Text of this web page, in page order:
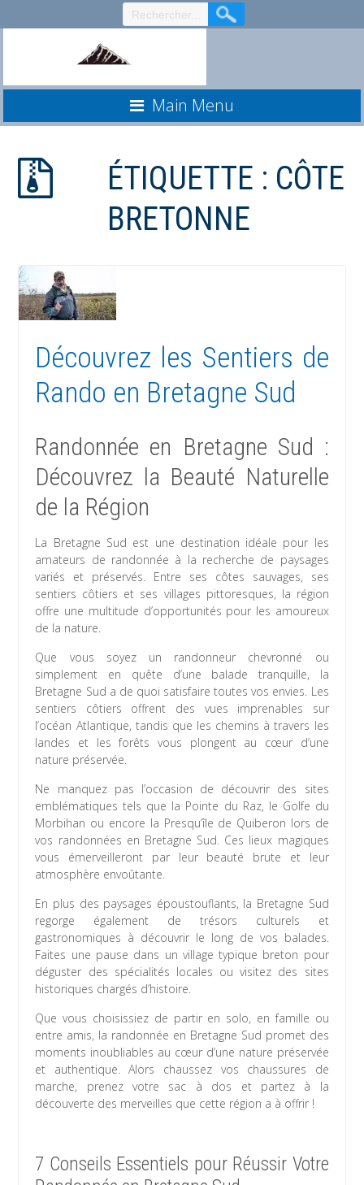
au
Main Menu
ÉTIQUETTE : CÔTE
BRETONNE
Découvrez les Sentiers de
Rando en Bretagne Sud
Randonnée en Bretagne Sud :
Découvrez la Beauté Naturelle
de la Région
La Bretagne Sud est une destination idéale pour les
amateurs de randonnée à la recherche de paysages
variés et préservés. Entre ses côtes sauvages, ses
sentiers côtiers et ses villages pittoresques, la région
offre une multitude d’opportunités pour les amoureux
de la nature.
Que vous soyez un randonneur chevronné ou
simplement en quête d’une balade tranquille, la
Bretagne Sud a de quoi satisfaire toutes vos envies. Les
sentiers côtiers offrent des vues imprenables sur
l’océan Atlantique, tandis que les chemins à travers les
landes et les forêts vous plongent au cœur d’une
nature préservée.
Ne manquez pas l’occasion de découvrir des sites
emblématiques tels que la Pointe du Raz, le Golfe du
Morbihan ou encore la Presqu’île de Quiberon lors de
vos randonnées en Bretagne Sud. Ces lieux magiques
vous émerveilleront par leur beauté brute et leur
atmosphère envoûtante.
En plus des paysages époustouflants, la Bretagne Sud
regorge également de trésors culturels et
gastronomiques à découvrir le long de vos balades.
Faites une pause dans un village typique breton pour
déguster des spécialités locales ou visitez des sites
historiques chargés d’histoire.
Que vous choisissiez de partir en solo, en famille ou
entre amis, la randonnée en Bretagne Sud promet des
moments inoubliables au cœur d’une nature préservée
et authentique. Alors chaussez vos chaussures de
marche, prenez votre sac à dos et partez à la
découverte des merveilles que cette région a à offrir !
7 Conseils Essentiels pour Réussir Votre